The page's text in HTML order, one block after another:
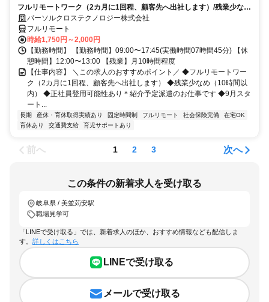
フルリモートワーク（2カ月に1回程、顧客先へ出社します）/残業少なめ
（10時間以内）/正社員登用可能性あり＊紹介予定派遣のお仕事です/9月
スタート/経験を活かせます
パーソルクロステクノロジー株式会社
フルリモート
時給1,750円～2,000円
【勤務時間】 【勤務時間】09:00〜17:45(実働時間07時間45分) 【休
憩時間】12:00〜13:00 【残業】月10時間程度
【仕事内容】 ＼この求人のおすすめポイント／ ◆フルリモートワー
ク（2カ月に1回程、顧客先へ出社します） ◆残業少なめ（10時間以
内） ◆正社員登用可能性あり＊紹介予定派遣のお仕事です ◆9月スタ
ート...
長期 産休・育休取得実績あり 固定時間制 フルリモート 社会保険完備
在宅OK
育休あり
交通費支給 育児サポートあり
前へ 1 2 3 次へ
この条件の新着求人を受け取る
岐阜県 / 美並苅安駅
職場見学可
「LINEで受け取る」では、新着求人のほか、おすすめ情報なども配信しま
す。 詳しくはこちら
LINEで受け取る
メールで受け取る